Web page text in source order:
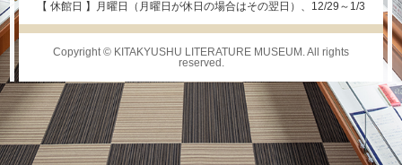
【 休館日 】月曜日（月曜日が休日の場合はその翌日）、12/29～1/3
Copyright © KITAKYUSHU LITERATURE MUSEUM. All rights
reserved.